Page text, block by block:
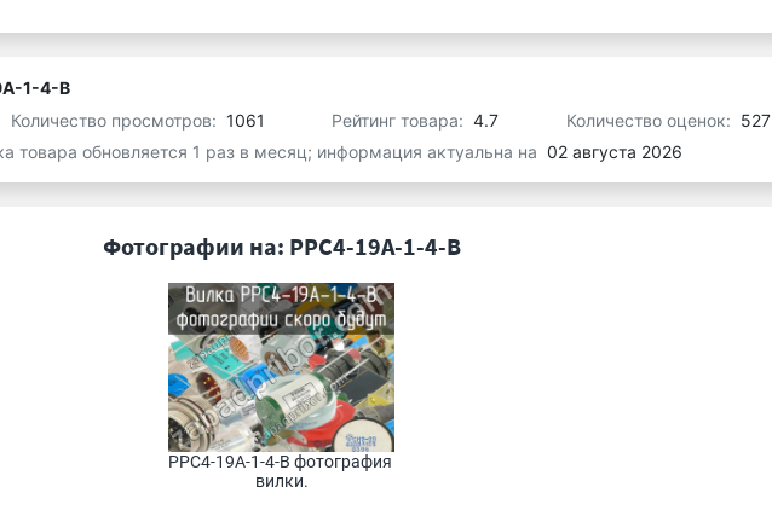
1-4-В
Количество просмотров: 1061 Рейтинг товара: 4.7 Количество оценок: 527
товара обновляется 1 раз в месяц; информация актуальна на 02 августа 2026
Фотографии на: РРС4-19А-1-4-В
РРС4-19А-1-4-В фотография
вилки.